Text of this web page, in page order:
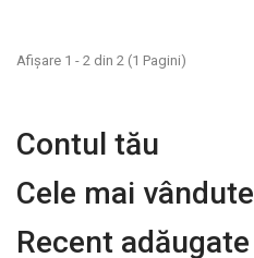
Afişare 1 - 2 din 2 (1 Pagini)
Contul tău
Cele mai vândute
Recent adăugate